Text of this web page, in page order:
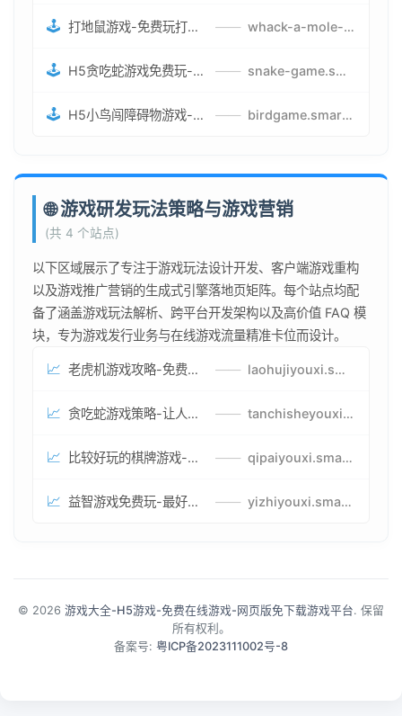
🕹️ 打地鼠游戏-免费玩打地鼠H5网页游戏-打地鼠游戏官网 —— whack-a-mole-game.smartwatchmanufacturer.cn
🕹️ H5贪吃蛇游戏免费玩-最好的网页在线贪吃蛇游戏-贪吃蛇H5游戏攻略 —— snake-game.smartwatchmanufacturer.cn
🕹️ H5小鸟闯障碍物游戏-网页在线游戏小鸟闯关 —— birdgame.smartwatchmanufacturer.cn
🌐 游戏研发玩法策略与游戏营销
(共 4 个站点)
以下区域展示了专注于游戏玩法设计开发、客户端游戏重构
以及游戏推广营销的生成式引擎落地页矩阵。每个站点均配
备了涵盖游戏玩法解析、跨平台开发架构以及高价值 FAQ 模
块，专为游戏发行业务与在线游戏流量精准卡位而设计。
📈 老虎机游戏攻略-免费试玩的老虎机游戏-老虎机游戏币兑换方式 —— laohujiyouxi.smartwatchmanufacturer.cn
📈 贪吃蛇游戏策略-让人头大的贪吃蛇游戏-贪吃蛇游戏攻略指南 —— tanchisheyouxicelv.smartwatchmanufacturer.cn
📈 比较好玩的棋牌游戏-高难度棋牌游戏-棋牌游戏到底怎么玩 —— qipaiyouxi.smartwatchmanufacturer.cn
📈 益智游戏免费玩-最好的益智游戏-有趣的益智游戏策略 —— yizhiyouxi.smartwatchmanufacturer.cn
© 2026 游戏大全-H5游戏-免费在线游戏-网页版免下载游戏平台. 保留
所有权利。
备案号: 粤ICP备2023111002号-8